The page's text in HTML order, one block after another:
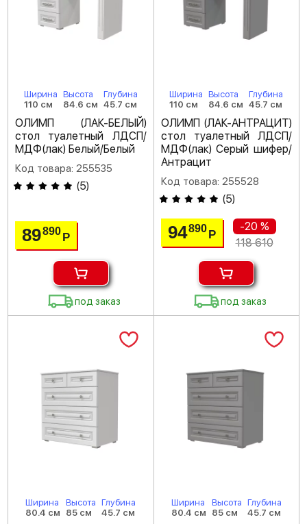
Ширина
110 см
Высота
84.6 см
Глубина
45.7 см
ОЛИМП (ЛАК-БЕЛЫЙ)
стол туалетный ЛДСП/
МДФ(лак) Белый/Белый
Код товара: 255535
(5)
89890Р
под заказ
Ширина
110 см
Высота
84.6 см
Глубина
45.7 см
ОЛИМП (ЛАК-АНТРАЦИТ)
стол туалетный ЛДСП/
МДФ(лак) Серый шифер/
Антрацит
Код товара: 255528
(5)
94890 Р
-20 %
118 610
под заказ
Ширина
80.4 см
Высота
85 см
Глубина
45.7 см
Ширина
80.4 см
Высота
85 см
Глубина
45.7 см